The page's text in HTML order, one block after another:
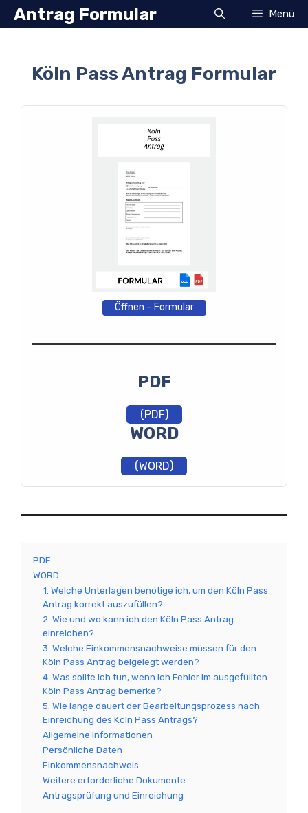
Zum
InhaltAntrag Formular Menü
Köln Pass Antrag Formular
Öffnen – Formular
PDF
(PDF)
WORD
(WORD)
PDF
WORD
1. Welche Unterlagen benötige ich, um den Köln Pass
Antrag korrekt auszufüllen?
2. Wie und wo kann ich den Köln Pass Antrag
einreichen?
3. Welche Einkommensnachweise müssen für den
Köln Pass Antrag beigelegt werden?
4. Was sollte ich tun, wenn ich Fehler im ausgefüllten
Köln Pass Antrag bemerke?
5. Wie lange dauert der Bearbeitungsprozess nach
Einreichung des Köln Pass Antrags?
Allgemeine Informationen
Persönliche Daten
Einkommensnachweis
Weitere erforderliche Dokumente
Antragsprüfung und Einreichung